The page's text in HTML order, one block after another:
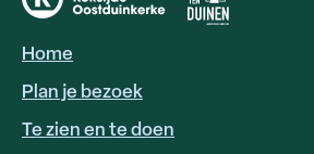
HOOFDNAVIGATIE
Home
Plan je bezoek
Te zien en te doen